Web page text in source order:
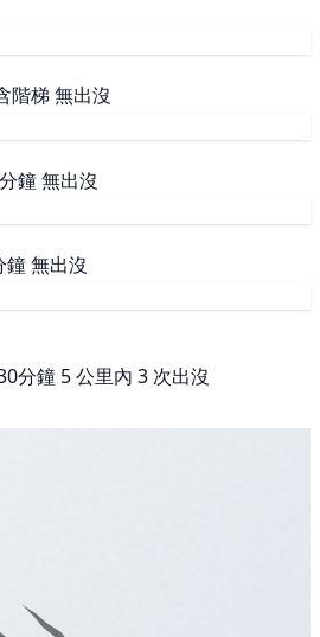
階梯無出沒
鐘無出沒
鐘無出沒
分鐘 5 公里內 3 次出沒